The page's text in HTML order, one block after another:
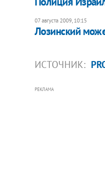
07 августа 2009, 10:15
Лозинский
ИСТОЧНИК:
РЕКЛАМА